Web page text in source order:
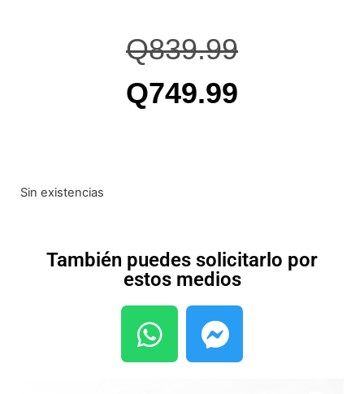
Q839.99
Q749.99
Sin existencias
También puedes solicitarlo por
estos medios